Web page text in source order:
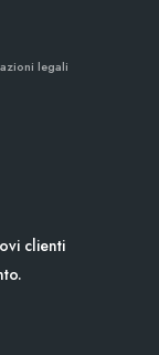
legali
clienti